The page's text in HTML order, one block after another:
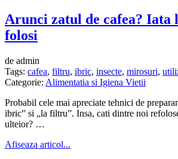
Arunci zatul de cafea? Iata
folosi
de admin
Tags: cafea, filtru, ibric, insecte, mirosuri,
Categorie: Alimentatia si Igiena Vietii
Probabil cele mai apreciate tehnici de
ibric” si „la filtru”. Insa, cati dintre noi
ulteior? …
Afiseaza articol...